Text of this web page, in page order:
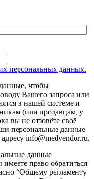
персональных данных.
чтобы
Вашего запроса или
в нашей системе и
(или продавцам, у
вы не отзовёте своё
персональные данные
info@medvendor.ru.
данные
право обратиться
“Общему регламенту